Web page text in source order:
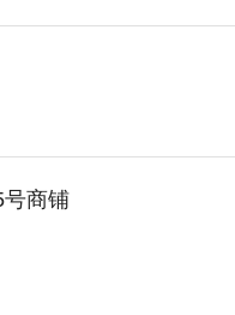
商铺